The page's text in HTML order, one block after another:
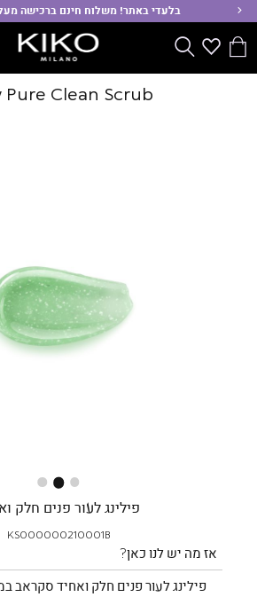
בלעדי באתר! משלוח חינם ברכישה מעל 199 ש"ח
הסל
Wishlistחפש
Pure Clean Scrub
פילינג לעור פנים חלק
KS000000210001B
אז מה יש לנו כאן?
פילינג לעור פנים חלק ואחיד סקראב